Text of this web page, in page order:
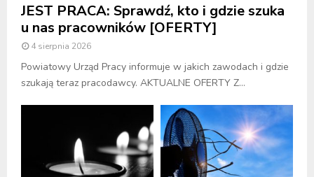
JEST PRACA: Sprawdź, kto i gdzie szuka
u nas pracowników [OFERTY]
4 sierpnia 2026
Powiatowy Urząd Pracy informuje w jakich zawodach i gdzie
szukają teraz pracodawcy. AKTUALNE OFERTY Z...